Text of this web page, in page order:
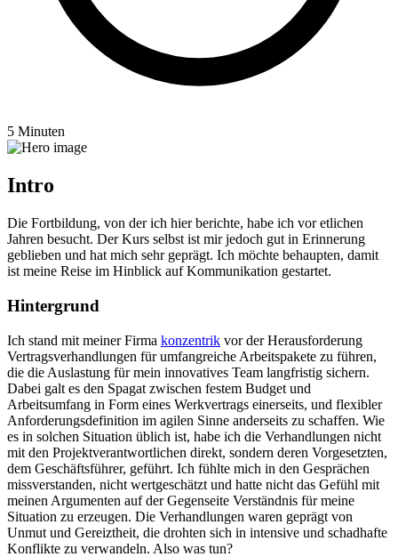
5 Minuten
Intro
Die Fortbildung, von der ich hier berichte, habe ich vor etlichen
Jahren besucht. Der Kurs selbst ist mir jedoch gut in Erinnerung
geblieben und hat mich sehr geprägt. Ich möchte behaupten, damit
ist meine Reise im Hinblick auf Kommunikation gestartet.
Hintergrund
Ich stand mit meiner Firma konzentrik vor der Herausforderung
Vertragsverhandlungen für umfangreiche Arbeitspakete zu führen,
die die Auslastung für mein innovatives Team langfristig sichern.
Dabei galt es den Spagat zwischen festem Budget und
Arbeitsumfang in Form eines Werkvertrags einerseits, und flexibler
Anforderungsdefinition im agilen Sinne anderseits zu schaffen. Wie
es in solchen Situation üblich ist, habe ich die Verhandlungen nicht
mit den Projektverantwortlichen direkt, sondern deren Vorgesetzten,
dem Geschäftsführer, geführt. Ich fühlte mich in den Gesprächen
missverstanden, nicht wertgeschätzt und hatte nicht das Gefühl mit
meinen Argumenten auf der Gegenseite Verständnis für meine
Situation zu erzeugen. Die Verhandlungen waren geprägt von
Unmut und Gereiztheit, die drohten sich in intensive und schadhafte
Konflikte zu verwandeln. Also was tun?